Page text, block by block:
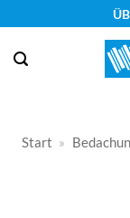
springen
Start »